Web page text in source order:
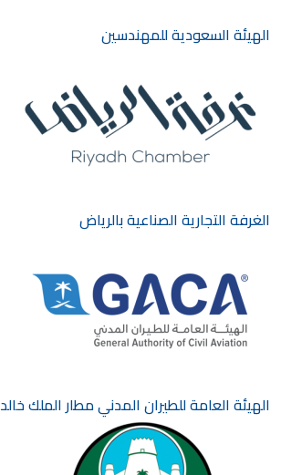
الهيئة السعودية للمهندسين
الغرفة التجارية الصناعية بالرياض
الهيئة العامة للطيران المدني مطار الملك خالد